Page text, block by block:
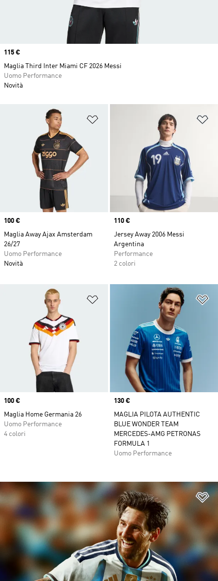
Aggiungi alla lista dei desideri
Price
100 €
Maglia Away Ajax Amsterdam
26/27
Uomo Performance
Novità
Price
110 €
Jersey Away 2006 Messi
Argentina
Performance
2 colori
Aggiungi alla lista dei desideri
Price
100 €
Maglia Home Germania 26
Uomo Performance
4 colori
Price
130 €
MAGLIA PILOTA AUTHENTIC
BLUE WONDER TEAM
MERCEDES-AMG PETRONAS
FORMULA 1
Uomo Performance
Price
115 €
Maglia Third Inter Miami CF 2026 Messi
Uomo Performance
Novità